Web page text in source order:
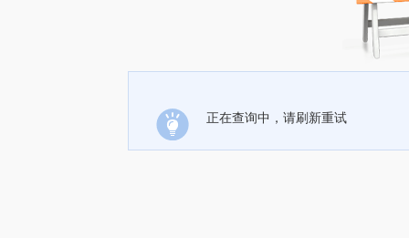
正在查询中，请刷新重试